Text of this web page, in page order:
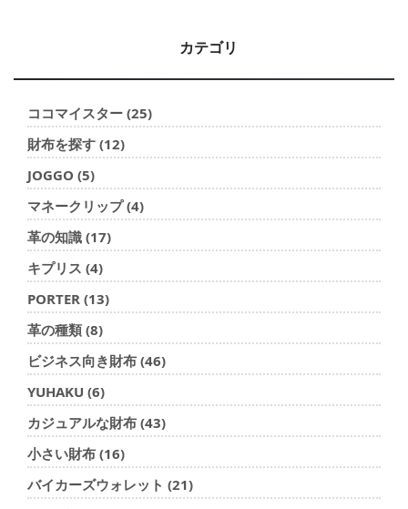
カテゴリ
ココマイスター (25)
財布を探す (12)
JOGGO (5)
マネークリップ (4)
革の知識 (17)
キプリス (4)
PORTER (13)
革の種類 (8)
ビジネス向き財布 (46)
YUHAKU (6)
カジュアルな財布 (43)
小さい財布 (16)
バイカーズウォレット (21)